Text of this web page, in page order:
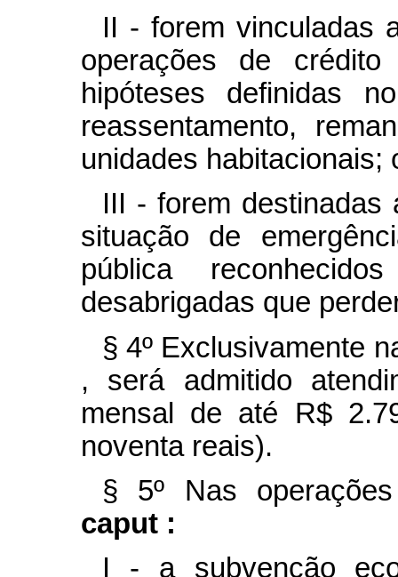
II - forem vinculadas
operações de
hipóteses definidas
reassentamento,
unidades habitacionais;
III - forem destinadas
situação de
pública
desabrigadas que
§ 4º Exclusivamente
, será admitido
mensal de até R$
noventa reais).
§ 5º Nas
caput :
I - a subvenção